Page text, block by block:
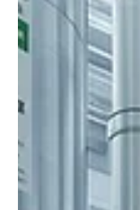
de
La soude caustique
chimique essentiel
eaux usées. Grâce à
acides, éliminer les
améliore l'efficacité
équipements et en